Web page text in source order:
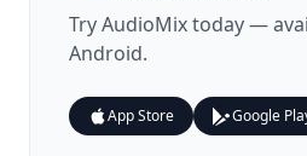
TryAudioMixtoday —
Android.
App Store Google